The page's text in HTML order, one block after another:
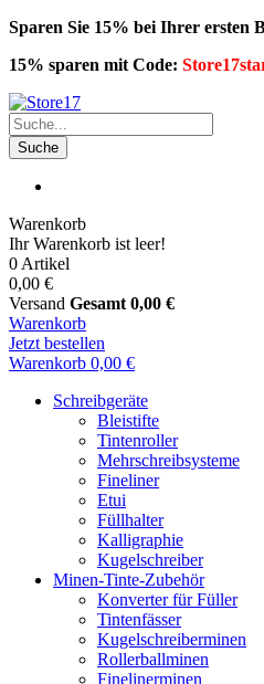
Sparen Sie 15% bei Ihrer ersten
15% sparen mit Code:
Suche
Warenkorb
Ihr Warenkorb ist leer!
0 Artikel
0,00 €
Versand Gesamt 0,00 €
Warenkorb
Jetzt bestellen
Warenkorb 0,00 €
Schreibgeräte
Bleistifte
Tintenroller
Mehrschreibsysteme
Fineliner
Etui
Füllhalter
Kalligraphie
Kugelschreiber
Minen-Tinte-Zubehör
Konverter für Füller
Tintenfässer
Kugelschreiberminen
Rollerballminen
Finelinerminen